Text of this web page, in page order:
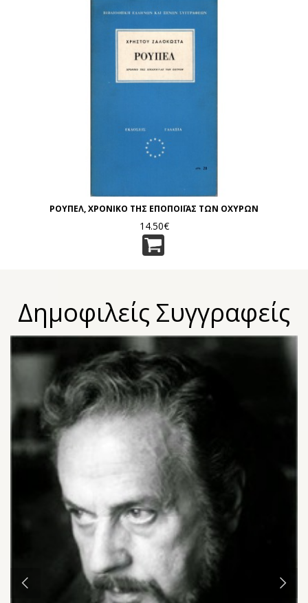
ΡΟΥΠΕΛ, ΧΡΟΝΙΚΟ ΤΗΣ ΕΠΟΠΟΙΪΑΣ ΤΩΝ ΟΧΥΡΩΝ
14.50€
Δημοφιλείς Συγγραφείς